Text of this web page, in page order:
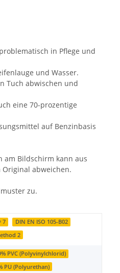
in Pflege und
und Wasser.
Tuch abwischen und
eine 70-prozentige
auf Benzinbasis
am Bildschirm kann aus
abweichen.
zu.
7
DIN EN ISO 105-B02
2
PVC (Polyvinylchlorid)
PU (Polyurethan)